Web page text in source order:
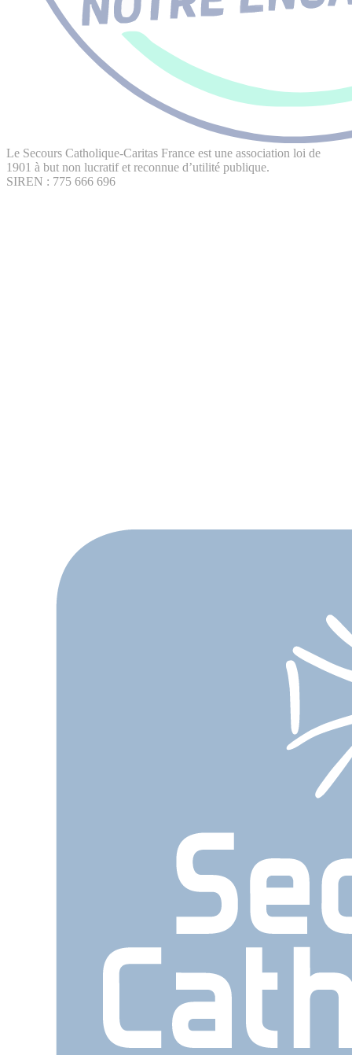
Le Secours Catholique-Caritas France est une association loi de
1901 à but non lucratif et reconnue d’utilité publique.
SIREN : 775 666 696